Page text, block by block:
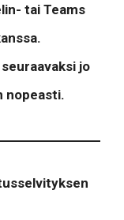
tai Teams
jo
nopeasti.